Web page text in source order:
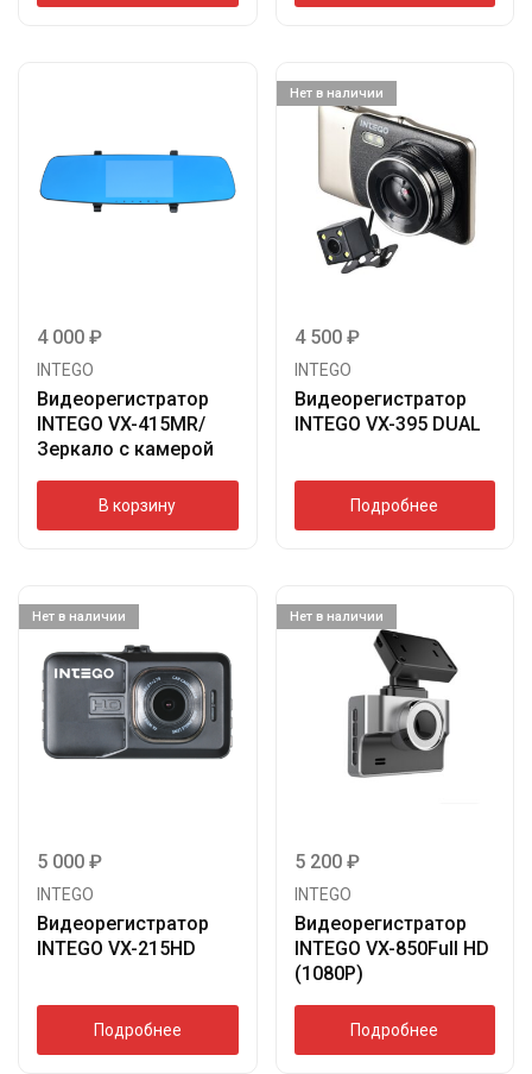
4 000 ₽
INTEGO
Видеорегистратор
INTEGO VX-415MR/
Зеркало с камерой
В корзину
Нет в наличии
4 500 ₽
INTEGO
Видеорегистратор
INTEGO VX-395 DUAL
Подробнее
Нет в наличии
5 000 ₽
INTEGO
Видеорегистратор
INTEGO VX-215HD
Подробнее
Нет в наличии
5 200 ₽
INTEGO
Видеорегистратор
INTEGO VX-850Full HD
(1080P)
Подробнее